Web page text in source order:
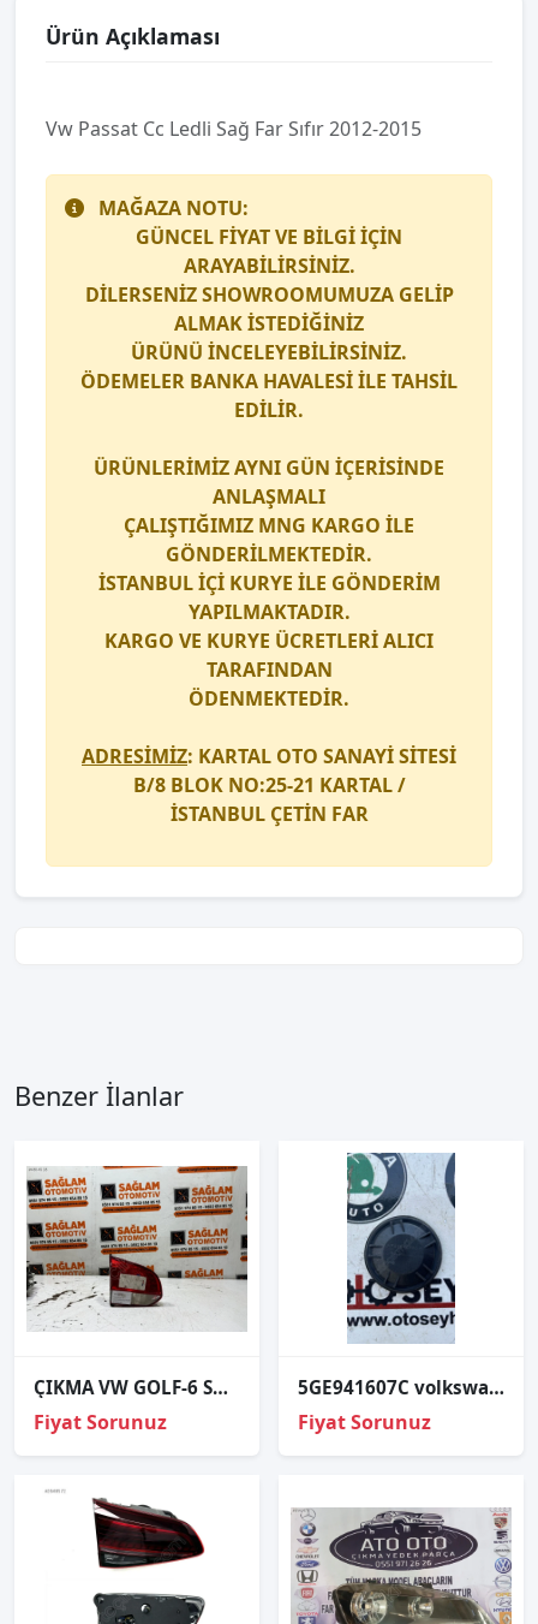
Ürün Açıklaması
Vw Passat Cc Ledli̇ Sağ Far Sıfır 2012-2015
MAĞAZA NOTU:
GÜNCEL FİYAT VE BİLGİ İÇİN
ARAYABİLİRSİNİZ.
DİLERSENİZ SHOWROOMUMUZA GELİP
ALMAK İSTEDİĞİNİZ
ÜRÜNÜ İNCELEYEBİLİRSİNİZ.
ÖDEMELER BANKA HAVALESİ İLE TAHSİL
EDİLİR.
ÜRÜNLERİMİZ AYNI GÜN İÇERİSİNDE
ANLAŞMALI
ÇALIŞTIĞIMIZ MNG KARGO İLE
GÖNDERİLMEKTEDİR.
İSTANBUL İÇİ KURYE İLE GÖNDERİM
YAPILMAKTADIR.
KARGO VE KURYE ÜCRETLERİ ALICI
TARAFINDAN
ÖDENMEKTEDİR.
ADRESİMİZ: KARTAL OTO SANAYİ SİTESİ
B/8 BLOK NO:25-21 KARTAL /
İSTANBUL ÇETİN FAR
Benzer İlanlar
ÇIKMA VW GOLF-6 SOL BAGAJ İÇİ STOP 5K0945107
Fiyat Sorunuz
5GE941607C volkswagen grubu passat b8.5 golf far led alt kapağı
Fiyat Sorunuz